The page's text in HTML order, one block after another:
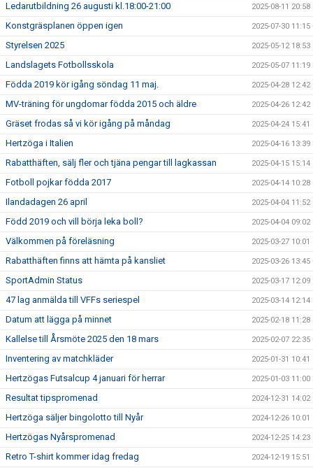
Ledarutbildning 26 augusti kl.18:00-21:00 2025-08-11 20:58
Konstgräsplanen öppen igen 2025-07-30 11:15
Styrelsen 2025 2025-05-12 18:53
Landslagets Fotbollsskola 2025-05-07 11:19
Födda 2019 kör igång söndag 11 maj. 2025-04-28 12:42
MV-träning för ungdomar födda 2015 och äldre 2025-04-26 12:42
Gräset frodas så vi kör igång på måndag 2025-04-24 15:41
Hertzöga i Italien 2025-04-16 13:39
Rabatthäften, sälj fler och tjäna pengar till lagkassan 2025-04-15 15:14
Fotboll pojkar födda 2017 2025-04-14 10:28
Ilandadagen 26 april 2025-04-04 11:52
Född 2019 och vill börja leka boll? 2025-04-04 09:02
Välkommen på föreläsning 2025-03-27 10:01
Rabatthäften finns att hämta på kansliet 2025-03-26 13:45
SportAdmin Status 2025-03-17 12:09
47 lag anmälda till VFFs seriespel 2025-03-14 12:14
Datum att lägga på minnet 2025-02-18 11:28
Kallelse till Årsmöte 2025 den 18 mars 2025-02-07 22:35
Inventering av matchkläder 2025-01-31 10:41
Hertzögas Futsalcup 4 januari för herrar 2025-01-03 11:00
Resultat tipspromenad 2024-12-31 14:02
Hertzöga säljer bingolotto till Nyår 2024-12-26 10:01
Hertzögas Nyårspromenad 2024-12-25 14:23
Retro T-shirt kommer idag fredag 2024-12-19 15:51